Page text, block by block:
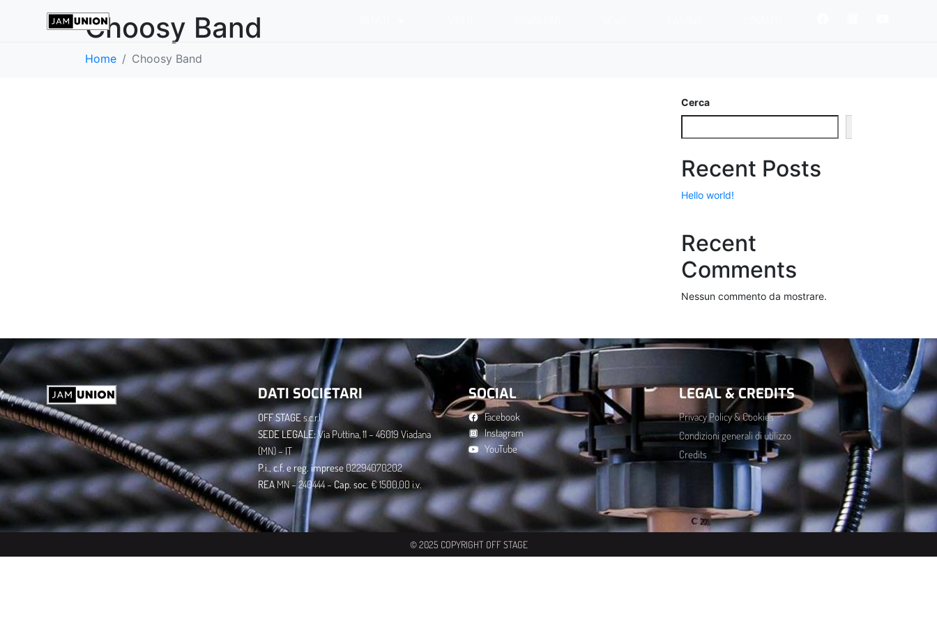
Choosy Band
Home Choosy Band
Cerca
Recent Posts
Hello world!
Recent
Comments
Nessun commento da mostrare.
DATI SOCIETARI
OFF STAGEs.c.r.l.
​SEDE LEGALE:Via Puttina, 11 – 46019 Viadana
(MN) – IT
P.i., c.f. e reg. imprese02294070202
​REAMN – 240444 –Cap. soc. € 1500,00 i.v.
SOCIAL
Facebook
Instagram
YouTube
LEGAL & CREDITS
Privacy Policy & Cookies
Condizioni generali di utilizzo
Credits
© 2025 COPYRIGHT OFF STAGE